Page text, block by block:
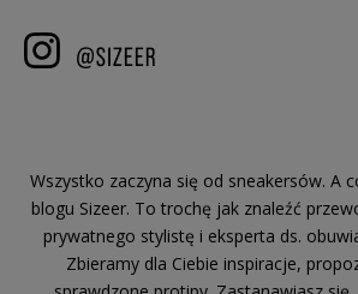
Wszystko zaczyna się od sneakersów. A
blogu Sizeer. To trochę jak znaleźć
prywatnego stylistę i eksperta ds.
Zbieramy dla Ciebie inspiracje,